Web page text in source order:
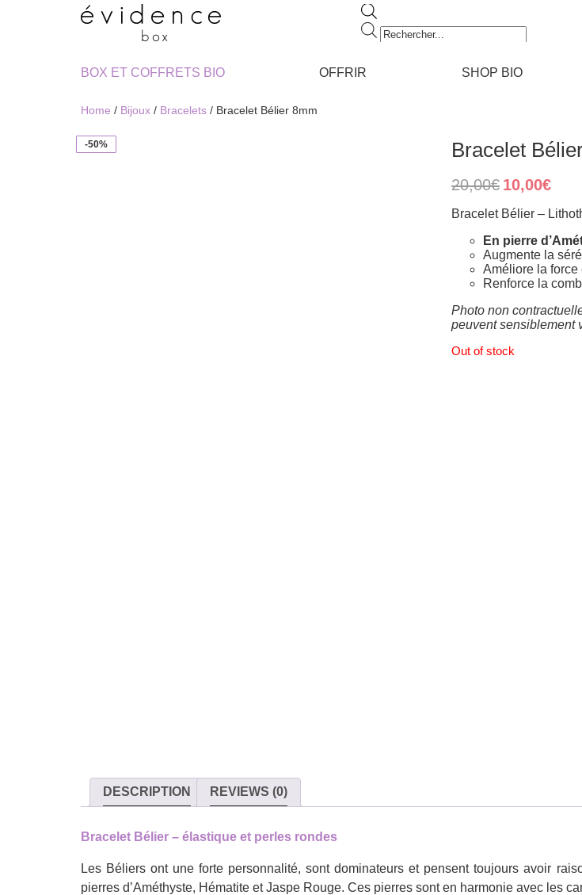
Recherche
de
BOX ET COFFRETS BIO
OFFRIR SHOP BIO
Home / Bijoux / Bracelets / Bracelet Bélier 8mm
-50% Bracelet
20,00€ Original
price
was:
10,00€
is:
Bracelet Bélier –
En pierre
Augmente la
Améliore la force
Renforce la
Photo non
peuvent sensiblement
Out of stock
DESCRIPTION REVIEWS (0)
Bracelet Bélier – élastique et perles rondes
Les Béliers ont une forte personnalité, sont dominateurs et pensent toujours avoir
pierres d’Améthyste, Hématite et Jaspe Rouge. Ces pierres sont en harmonie avec les